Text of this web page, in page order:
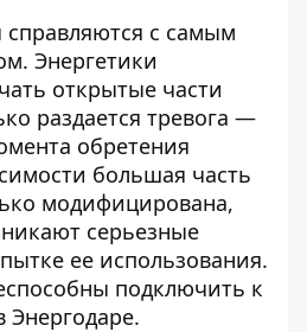
с самым
Энергетики
открытые части
раздается тревога —
обретения
большая часть
модифицирована,
серьезные
ее использования.
подключить к
Энергодаре.